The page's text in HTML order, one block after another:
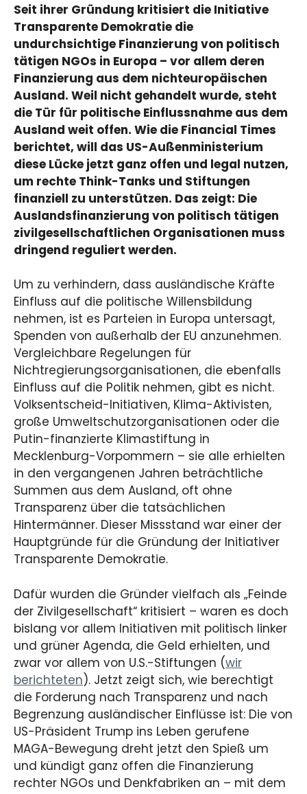
Seit ihrer Gründung kritisiert die Initiative
Transparente Demokratie die
undurchsichtige Finanzierung von politisch
tätigen NGOs in Europa – vor allem deren
Finanzierung aus dem nichteuropäischen
Ausland. Weil nicht gehandelt wurde, steht
die Tür für politische Einflussnahme aus dem
Ausland weit offen. Wie die Financial Times
berichtet, will das US-Außenministerium
diese Lücke jetzt ganz offen und legal nutzen,
um rechte Think-Tanks und Stiftungen
finanziell zu unterstützen. Das zeigt: Die
Auslandsfinanzierung von politisch tätigen
zivilgesellschaftlichen Organisationen muss
dringend reguliert werden.
Um zu verhindern, dass ausländische Kräfte
Einfluss auf die politische Willensbildung
nehmen, ist es Parteien in Europa untersagt,
Spenden von außerhalb der EU anzunehmen.
Vergleichbare Regelungen für
Nichtregierungsorganisationen, die ebenfalls
Einfluss auf die Politik nehmen, gibt es nicht.
Volksentscheid-Initiativen, Klima-Aktivisten,
große Umweltschutzorganisationen oder die
Putin-finanzierte Klimastiftung in
Mecklenburg-Vorpommern – sie alle erhielten
in den vergangenen Jahren beträchtliche
Summen aus dem Ausland, oft ohne
Transparenz über die tatsächlichen
Hintermänner. Dieser Missstand war einer der
Hauptgründe für die Gründung der Initiativer
Transparente Demokratie.
Dafür wurden die Gründer vielfach als „Feinde
der Zivilgesellschaft“ kritisiert – waren es doch
bislang vor allem Initiativen mit politisch linker
und grüner Agenda, die Geld erhielten, und
zwar vor allem von U.S.-Stiftungen (wir
berichteten). Jetzt zeigt sich, wie berechtigt
die Forderung nach Transparenz und nach
Begrenzung ausländischer Einflüsse ist: Die von
US-Präsident Trump ins Leben gerufene
MAGA-Bewegung dreht jetzt den Spieß um
und kündigt ganz offen die Finanzierung
rechter NGOs und Denkfabriken an – mit dem